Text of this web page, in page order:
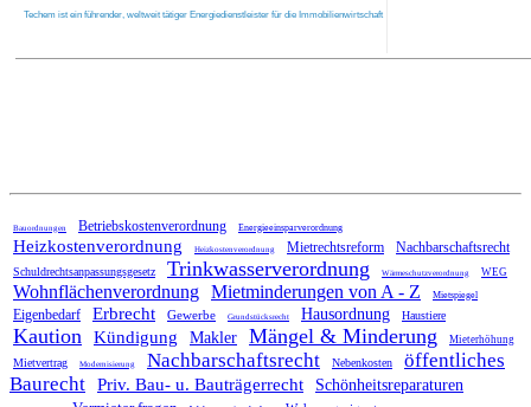
Techem ist ein führender, weltweit tätiger Energiedienstleister für die Immobilienwirtschaft
Bauordnungen Betriebskostenverordnung Energieeinsparverordnung
Heizkostenverordnung Heizkostenverordnung Mietrechtsreform Nachbarschaftsrecht
Schuldrechtsanpassungsgesetz Trinkwasserverordnung Wärmeschutzverordnung WEG
Wohnflächenverordnung Mietminderungen von A - Z Mietspiegel
Eigenbedarf Erbrecht Gewerbe Grundstücksrecht Hausordnung Haustiere
Kaution Kündigung Makler Mängel & Minderung Mieterhöhung
Mietvertrag Modernisierung Nachbarschaftsrecht Nebenkosten
öffentliches
Baurecht
Priv. Bau- u. Bauträgerrecht Schönheitsreparaturen